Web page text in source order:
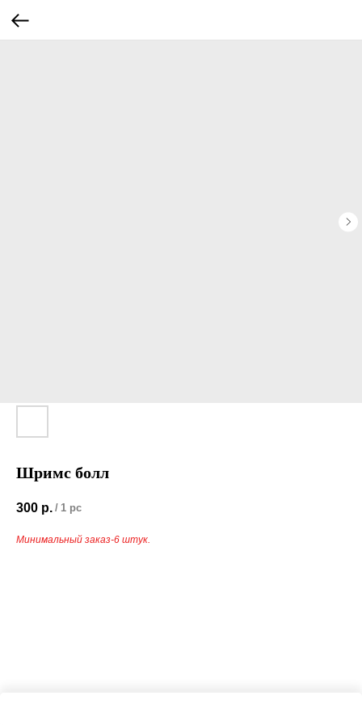
Шримс болл
300 р. / 1 pc
Минимальный заказ-6 штук.